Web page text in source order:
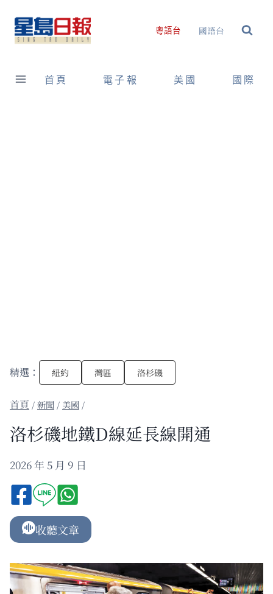
content
粵語台 國語台
首頁 電子報 美國 國際
精選： 紐約 灣區 洛杉磯
/新聞 / 美國 /
洛杉磯地鐵D線延長線開通
2026 年 5 月 9 日
收聽文章